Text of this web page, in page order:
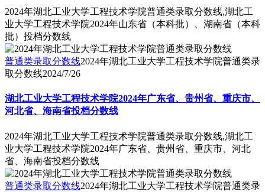
2024年湖北工业大学工程技术学院普通类录取分数线,湖北工
业大学工程技术学院2024年山东省（本科批）、湖南省（本科
批）投档分数线
普通类录取分数线2024年湖北工业大学工程技术学院普通类录
取分数线2024/7/26
湖北工业大学工程技术学院2024年广东省、贵州省、重庆市、
河北省、海南省投档分数线
2024年湖北工业大学工程技术学院普通类录取分数线,湖北工
业大学工程技术学院2024年广东省、贵州省、重庆市、河北
省、海南省投档分数线
普通类录取分数线2024年湖北工业大学工程技术学院普通类录